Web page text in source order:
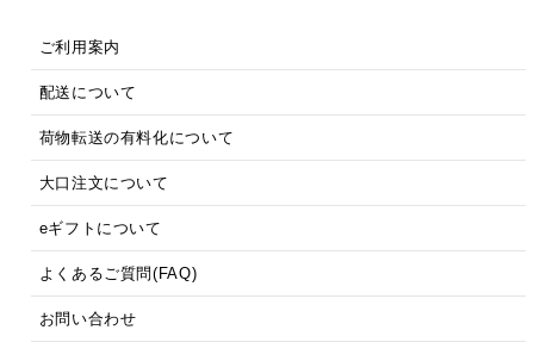
ご利用案内
配送について
荷物転送の有料化について
大口注文について
eギフトについて
よくあるご質問(FAQ)
お問い合わせ